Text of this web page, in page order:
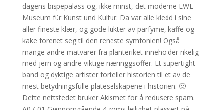
dagens bispe­pa­lass og, ikke minst, det moderne LWL
Museum für Kunst und Kultur. Da var alle kledd i sine
aller fineste klær, og gode lukter av parfyme, kaffe og
kake forenet seg til den reneste symfonien! Også
mange andre matvarer fra planteriket inneholder rikelig
med jern og andre viktige næringgsoffer. Et supertight
band og dyktige artister forteller historien til et av de
mest betydningsfulle plateselskapene i historien. 🙂
Dette nettstedet bruker Akismet for å redusere spam.